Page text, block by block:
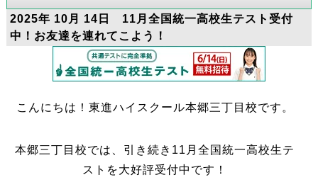
2025年 10月 14日 11月全国統一高校生テスト受付
中！お友達を連れてこよう！
こんにちは！東進ハイスクール本郷三丁目校です。
本郷三丁目校では、引き続き11月全国統一高校生テ
ストを大好評受付中です！